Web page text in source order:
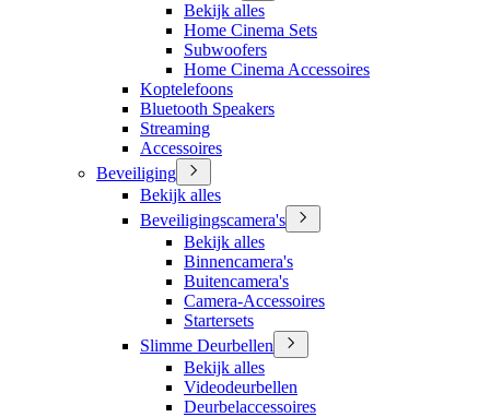
Bekijk alles
Home Cinema Sets
Subwoofers
Home Cinema Accessoires
Koptelefoons
Bluetooth Speakers
Streaming
Accessoires
Beveiliging
Bekijk alles
Beveiligingscamera's
Bekijk alles
Binnencamera's
Buitencamera's
Camera-Accessoires
Startersets
Slimme Deurbellen
Bekijk alles
Videodeurbellen
Deurbelaccessoires